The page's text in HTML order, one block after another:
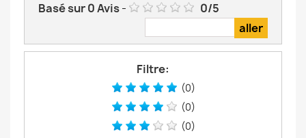
Basé sur0Avis- 0/5
Filtre:
(0)
(0)
(0)